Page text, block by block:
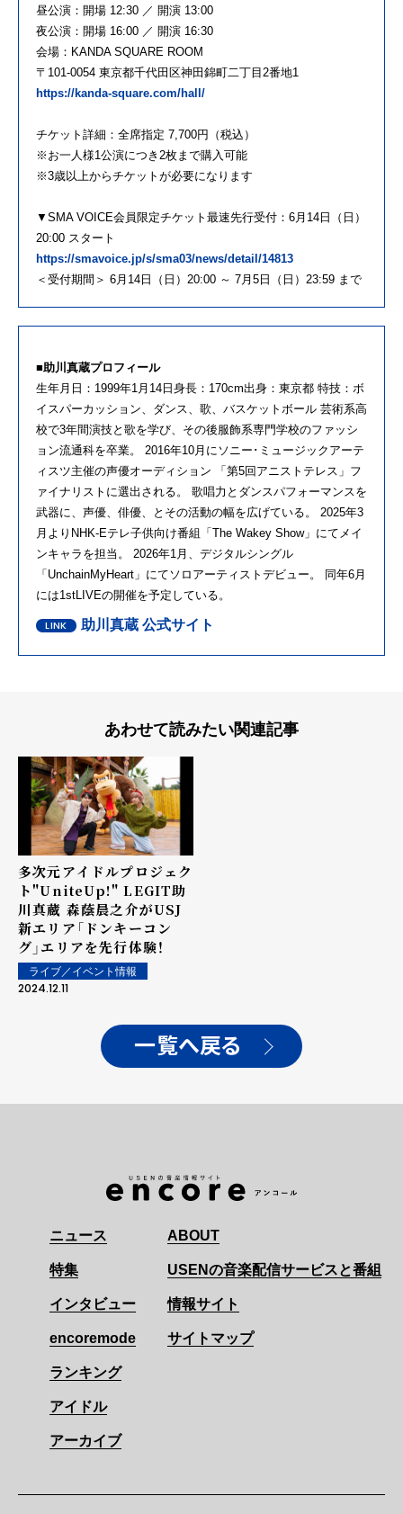
昼公演：開場 12:30 ／ 開演 13:00
夜公演：開場 16:00 ／ 開演 16:30
会場：KANDA SQUARE ROOM
〒101-0054 東京都千代田区神田錦町二丁目2番地1
https://kanda-square.com/hall/
チケット詳細：全席指定 7,700円（税込）
※お一人様1公演につき2枚まで購入可能
※3歳以上からチケットが必要になります
▼SMA VOICE会員限定チケット最速先行受付：6月14日（日）
20:00 スタート
https://smavoice.jp/s/sma03/news/detail/14813
＜受付期間＞ 6月14日（日）20:00 ～ 7月5日（日）23:59 まで
■助川真蔵プロフィール
生年月日：1999年1月14日身長：170cm出身：東京都 特技：ボ
イスパーカッション、ダンス、歌、バスケットボール 芸術系高
校で3年間演技と歌を学び、その後服飾系専門学校のファッシ
ョン流通科を卒業。 2016年10月にソニー･ミュージックアーテ
ィスツ主催の声優オーディション 「第5回アニストテレス」フ
ァイナリストに選出される。 歌唱力とダンスパフォーマンスを
武器に、声優、俳優、とその活動の幅を広げている。 2025年3
月よりNHK-Eテレ子供向け番組「The Wakey Show」にてメイ
ンキャラを担当。 2026年1月、デジタルシングル
「UnchainMyHeart」にてソロアーティストデビュー。 同年6月
には1stLIVEの開催を予定している。
助川真蔵 公式サイト
あわせて読みたい関連記事
多次元アイドルプロジェク
ト"UniteUp!" LEGIT助
川真蔵 森蔭晨之介がUSJ
新エリア「ドンキーコン
グ」エリアを先行体験！
ライブ／イベント情報
2024.12.11
一覧へ戻る
ニュース
特集
インタビュー
encoremode
ランキング
アイドル
アーカイブ
ABOUT
USENの音楽配信サービスと番組
情報サイト
サイトマップ